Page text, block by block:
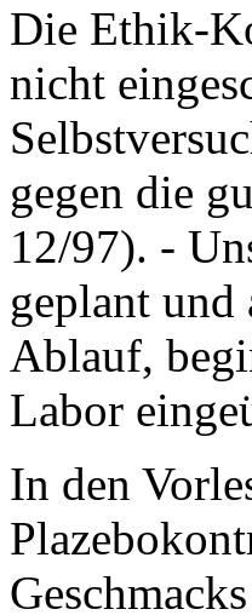
Die Ethik-
nicht
gegen die
12/97). -
geplant und
Ablauf,
Labor
In den